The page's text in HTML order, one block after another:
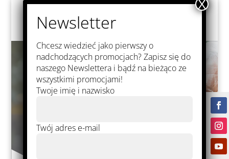
Chcesz wiedzieć jako pierwszy o
nadchodzących promocjach? Zapisz się do
naszego Newslettera i bądź na bieżąco ze
wszystkimi promocjami!
Twoje imię i nazwisko
Twój adres e-mail